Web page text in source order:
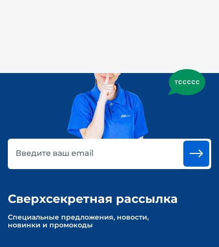
Введите ваш email
Сверхсекретная рассылка
Cпециальные предложения, новости,
новинки и промокоды